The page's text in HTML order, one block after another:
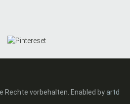
Rechte vorbehalten. Enabled byartd